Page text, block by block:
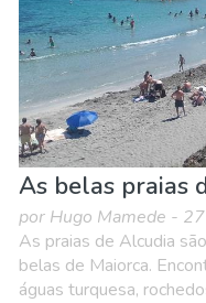
As belas praias
por Hugo Mamede -
As praias de Alcudia
belas de Maiorca.
águas turquesa,